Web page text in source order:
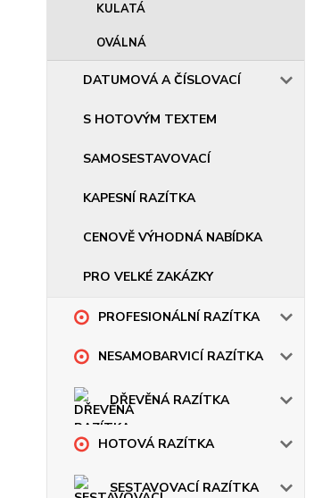
KULATÁ
OVÁLNÁ
DATUMOVÁ A ČÍSLOVACÍ
S HOTOVÝM TEXTEM
SAMOSESTAVOVACÍ
KAPESNÍ RAZÍTKA
CENOVĚ VÝHODNÁ NABÍDKA
PRO VELKÉ ZAKÁZKY
PROFESIONÁLNÍ RAZÍTKA
NESAMOBARVICÍ RAZÍTKA
DŘEVĚNÁ RAZÍTKA
HOTOVÁ RAZÍTKA
SESTAVOVACÍ RAZÍTKA